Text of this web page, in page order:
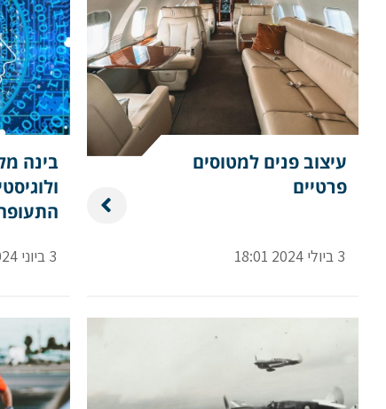
עיצוב פנים למטוסים
פרטיים
3 ביולי 2024 18:01
בינה
3 ביוני 2024 18:19
נשמח לשוחח אתכם, לענות על כל שאלה
ולעזור לכם להגשים את החלומות שלכם
התעופה. השאירו לנו פרטים ונחזור אליכם.